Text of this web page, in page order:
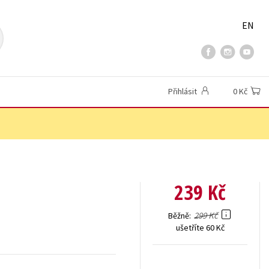
EN
Přihlásit 0 Kč
239 Kč
Běžně 299 Kč
ušetříte 60 Kč